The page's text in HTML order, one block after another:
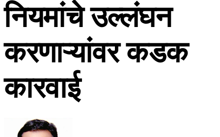
नियमांचे उल्लंघन
करणाऱ्यांवर कडक
कारवाई